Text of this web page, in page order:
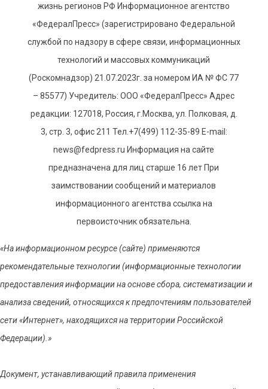
жизнь регионов РФ Информационное агентство
«ФедералПресс» (зарегистрировано Федеральной
службой по надзору в сфере связи, информационных
технологий и массовых коммуникаций
(Роскомнадзор) 21.07.2023г. за номером ИА № ФС 77
– 85577) Учредитель: ООО «ФедералПресс» Адрес
редакции: 127018, Россия, г.Москва, ул. Полковая, д.
3, стр. 3, офис 211 Тел.+7(499) 112-35-89 E-mail:
news@fedpress.ru Информация на сайте
предназначена для лиц старше 16 лет При
заимствовании сообщений и материалов
информационного агентства ссылка на
первоисточник обязательна.
«На информационном ресурсе (сайте) применяются
рекомендательные технологии (информационные технологии
предоставления информации на основе сбора, систематизации и
анализа сведений, относящихся к предпочтениям пользователей
сети «Интернет», находящихся на территории Российской
Федерации).»
Документ, устанавливающий правила применения